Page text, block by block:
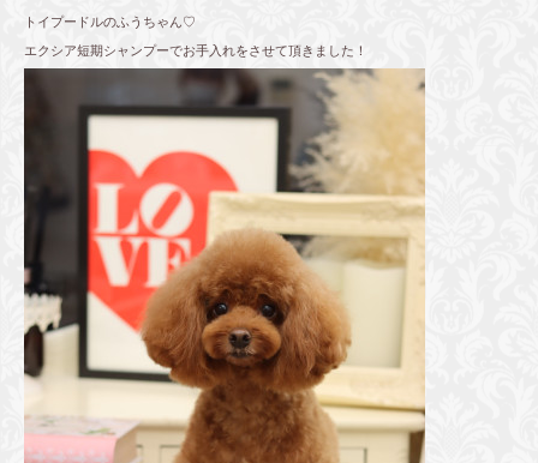
トイプードルのふうちゃん♡
エクシア短期シャンプーでお手入れをさせて頂きました！